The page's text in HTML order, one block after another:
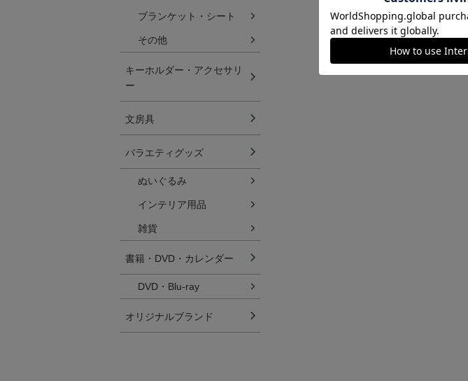
ブランケット・シート
その他
キーホルダー・アクセサリ
ー
文房具
バラエティグッズ
ぬいぐるみ
インテリア用品
雑貨
書籍・DVD・カレンダー
DVD・Blu-ray
オリジナルブランド